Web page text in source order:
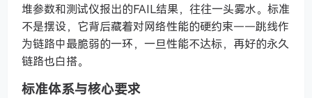
堆参数和测试仪报出的FAIL结果，往往一头雾水。标准
不是摆设，它背后藏着对网络性能的硬约束——跳线作
为链路中最脆弱的一环，一旦性能不达标，再好的永久
链路也白搭。
标准体系与核心要求